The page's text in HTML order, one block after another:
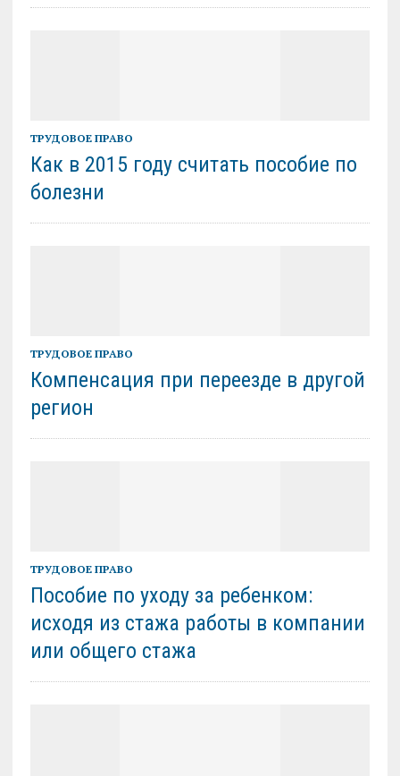
ТРУДОВОЕ ПРАВО
Как в 2015 году считать пособие по
болезни
ТРУДОВОЕ ПРАВО
Компенсация при переезде в другой
регион
ТРУДОВОЕ ПРАВО
Пособие по уходу за ребенком:
исходя из стажа работы в компании
или общего стажа